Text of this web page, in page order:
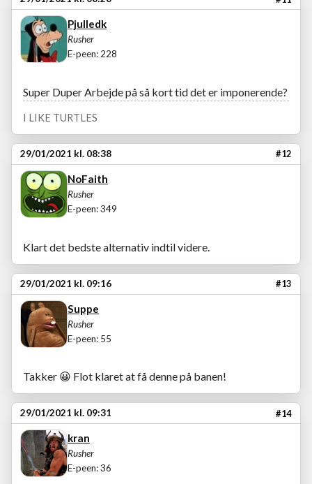
Pjulledk
Rusher
E-peen: 228
Super Duper Arbejde på så kort tid det er imponerende?
I LIKE TURTLES
29/01/2021 kl. 08:38 #12
NoFaith
Rusher
E-peen: 349
Klart det bedste alternativ indtil videre.
29/01/2021 kl. 09:16 #13
Suppe
Rusher
E-peen: 55
Takker 😀 Flot klaret at få denne på banen!
29/01/2021 kl. 09:31 #14
kran
Rusher
E-peen: 36